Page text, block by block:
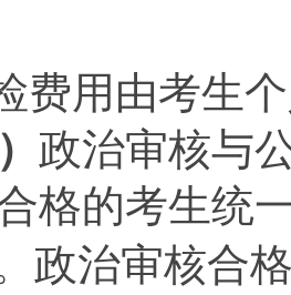
费用由考生
政治审核与
格的考生统
政治审核合